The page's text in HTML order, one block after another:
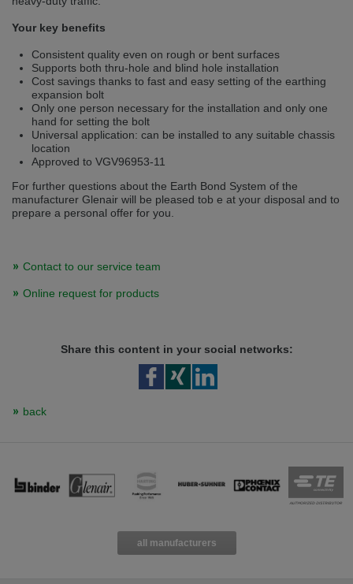
Váš prohlížeč se zdá být v jiném jazyce, než je právě používaný jazyk. Tato
verzi?
Přepněte na anglickou verzi Zůstaňte v této verzi
We have detected, that your browser prefers another language than the
selected one. This website is also available in English. Would you like to
switch to the English version?
Switch to English version
Your key benefits
Consistent quality even on rough or bent surfaces
Supports both thru-hole and blind hole installation
Cost savings thanks to fast and easy setting of the earthing
expansion bolt
Only one person necessary for the installation and only one
hand for setting the bolt
Universal application: can be installed to any suitable chassis
location
Approved to VGV96953-11
For further questions about the Earth Bond System of the
manufacturer Glenair will be pleased tob e at your disposal and to
prepare a personal offer for you.
Contact to our service team
Online request for products
Share this content in your social networks:
back
all manufacturers